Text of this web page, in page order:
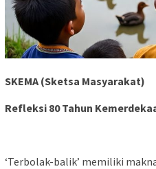
SKEMA (Sketsa Masyarakat)
Refleksi 80 Tahun
‘Terbolak-balik’ memiliki